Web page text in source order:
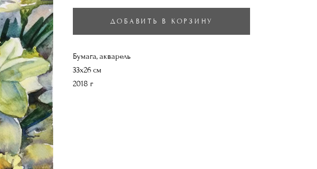
ДОБАВИТЬ В КОРЗИНУ
Бумага, акварель
33х26 см
2018 г